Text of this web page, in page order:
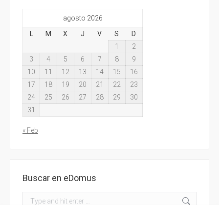
agosto 2026
M X J V S
D
1
2
3
4 5 6 7 8
9
10
11 12 13 14 15
16
17
18 19 20 21 22
23
24
25 26 27 28 29
30
31
« Feb
Buscar en eDomus
Search: